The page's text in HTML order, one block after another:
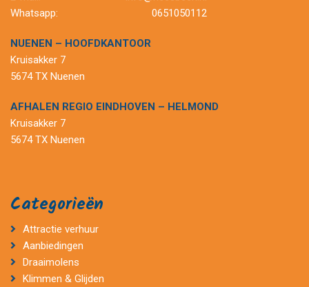
Whatsapp:
0651050112
NUENEN – HOOFDKANTOOR
Kruisakker 7
5674 TX Nuenen
AFHALEN REGIO EINDHOVEN – HELMOND
Kruisakker 7
5674 TX Nuenen
Categorieën
Attractie verhuur
Aanbiedingen
Draaimolens
Klimmen & Glijden